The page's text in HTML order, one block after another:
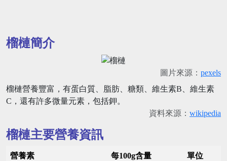
榴槤簡介
圖片來源： pexels
榴槤營養豐富，有蛋白質、脂肪、糖類、維生素B、維生素
C，還有許多微量元素，包括鉀。
資料來源： wikipedia
榴槤主要營養資訊
營養素 每100g含量 單位